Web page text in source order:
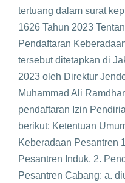
tertuang dalam surat
1626 Tahun 2023
Pendaftaran
tersebut ditetapkan di
2023 oleh Direktur
Muhammad Ali
pendaftaran Izin
berikut: Ketentuan
Keberadaan Pesantren
Pesantren Induk. 2.
Pesantren Cabang: a.